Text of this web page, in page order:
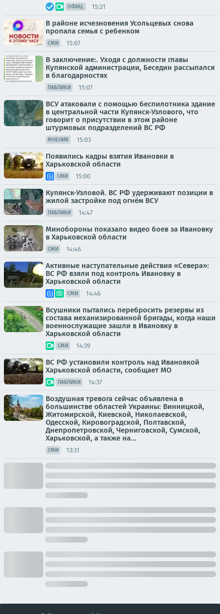
ОФИЦ. 15:21
В районе исчезновения Усольцевых снова
пропала семья с ребенком
СМИ 15:07
В заключение:. Уходя с должности главы
Купянской администрации, Беседин рассыпался
в благодарностях
ПАБЛИКИ 15:07
ВСУ атаковали с помощью беспилотника здание
в центральной части Купянск-Узлового, что
говорит о присутствии в этом районе
штурмовых подразделений ВС РФ
МНЕНИЯ 15:03
Появились кадры взятия Ивановки в
Харьковской области
СМИ 15:00
Купянск-Узловой. ВС РФ удерживают позиции в
жилой застройке под огнём ВСУ
ПАБЛИКИ 14:47
Минобороны показало видео боев за Ивановку
в Харьковской области
СМИ 14:46
Активные наступательные действия «Севера»:
ВС РФ взяли под контроль Ивановку в
Харьковской области
СМИ 14:46
Всушники пытались перебросить резервы из
состава механизированной бригады, когда наши
военнослужащие зашли в Ивановку в
Харьковской области
СМИ 14:39
ВС РФ установили контроль над Ивановкой
Харьковской области, сообщает МО
ПАБЛИКИ 14:37
Воздушная тревога сейчас объявлена в
большинстве областей Украины: Винницкой,
Житомирской, Киевской, Николаевской,
Одесской, Кировоградской, Полтавской,
Днепропетровской, Черниговской, Сумской,
Харьковской, а также на...
СМИ 13:31